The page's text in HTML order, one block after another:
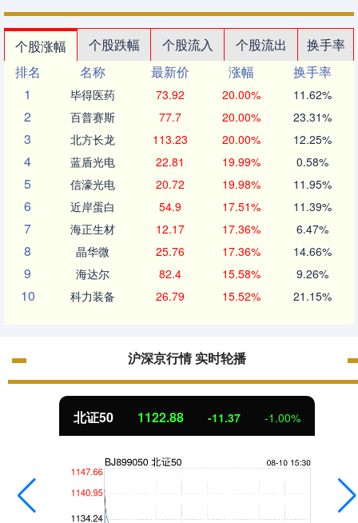
个股涨幅 个股跌幅 个股流入 个股流出
换手率
排名
名称 最新价 涨幅
换手率
1
毕得医药 73.92 20.00% 11.62%
2 百普赛斯 77.7 20.00% 23.31%
3 北方长龙 113.23 20.00% 12.25%
4 蓝盾光电 22.81 19.99% 0.58%
5 信濠光电 20.72 19.98% 11.95%
6 近岸蛋白 54.9 17.51% 11.39%
7 海正生材 12.17 17.36% 6.47%
8 晶华微 25.76 17.36% 14.66%
9 海达尔 82.4 15.58% 9.26%
10 科力装备 26.79 15.52% 21.15%
沪深京行情 实时轮播
北证50 1122.88 -11.37 -1.00%